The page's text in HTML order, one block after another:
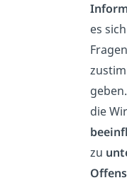
es
die
zu